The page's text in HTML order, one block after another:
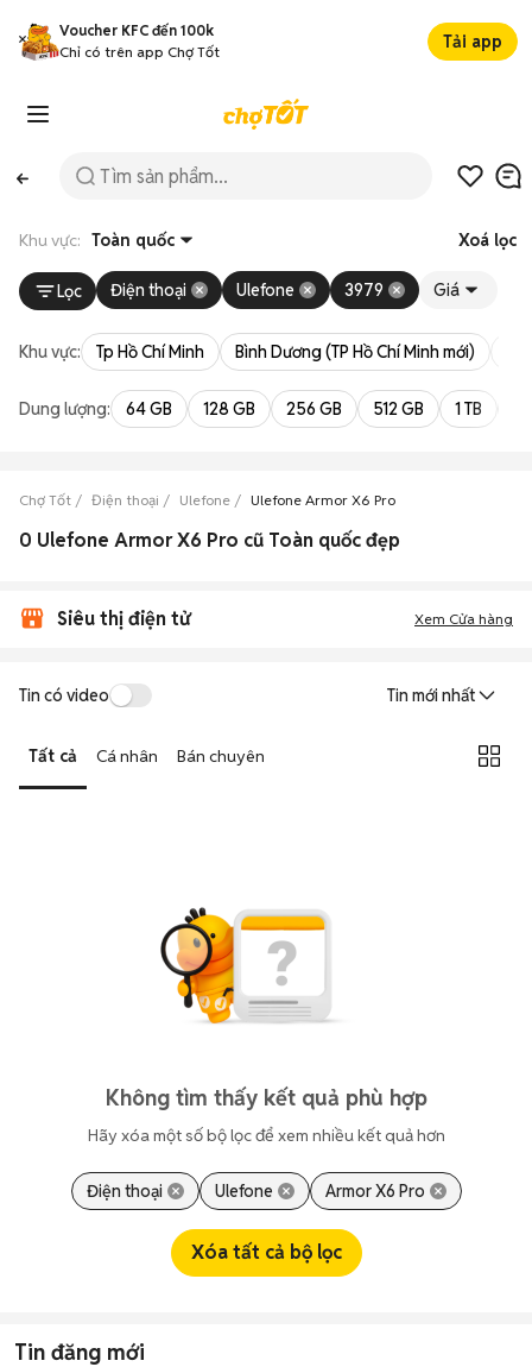
Voucher KFC đến 100k
Chỉ có trên app Chợ Tốt
Tải app
Khu vực: Toàn quốc Xoá lọc
Lọc Điện thoại Ulefone 3979 Giá
Khu vực: Tp Hồ Chí Minh Bình Dương (TP Hồ Chí Minh mới)
Dung lượng: 64 GB 128 GB 256 GB 512 GB 1 TB
Chợ Tốt Điện thoại Ulefone Ulefone Armor X6 Pro
0 Ulefone Armor X6 Pro cũ Toàn quốc đẹp
Siêu thị điện tử Xem Cửa hàng
Tin có video Tin mới nhất
Tất cả Cá nhân Bán chuyên
Không tìm thấy kết quả phù hợp
Hãy xóa một số bộ lọc để xem nhiều kết quả hơn
Điện thoại Ulefone Armor X6 Pro
Xóa tất cả bộ lọc
Tin đăng mới